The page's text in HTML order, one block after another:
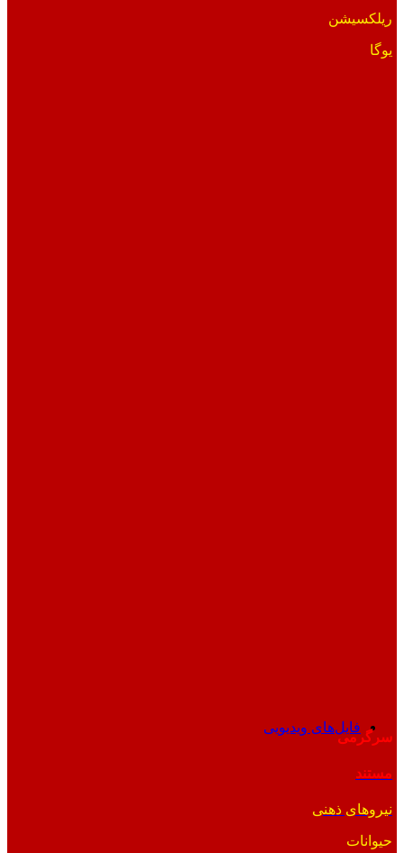
ریلکسیشن
یوگا
فایل‌های ویدیویی
سرگرمی
مستند
نیروهای ذهنی
حیوانات